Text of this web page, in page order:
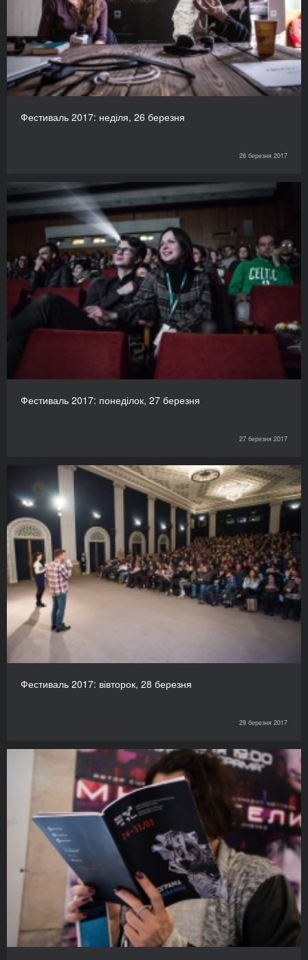
Фестиваль 2017: неділя, 26 березня
26 березня 2017
Фестиваль 2017: понеділок, 27 березня
27 березня 2017
Фестиваль 2017: вівторок, 28 березня
29 березня 2017